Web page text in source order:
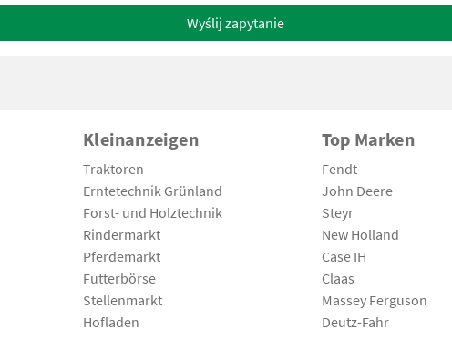
Wyślij zapytanie
Kleinanzeigen
Traktoren
Erntetechnik Grünland
Forst- und Holztechnik
Rindermarkt
Pferdemarkt
Futterbörse
Stellenmarkt
Hofladen
Top Marken
Fendt
John Deere
Steyr
New Holland
Case IH
Claas
Massey Ferguson
Deutz-Fahr